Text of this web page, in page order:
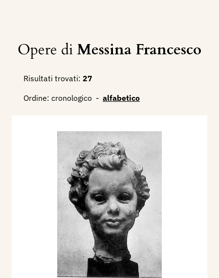
Opere diMessina Francesco
Risultati trovati: 27
Ordine: cronologico - alfabetico